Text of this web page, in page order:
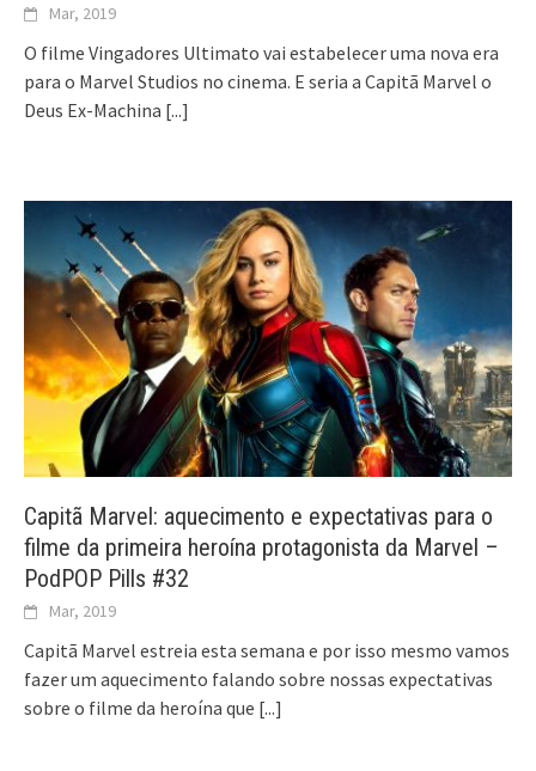
Mar, 2019
O filme Vingadores Ultimato vai estabelecer uma nova era
para o Marvel Studios no cinema. E seria a Capitã Marvel o
Deus Ex-Machina [...]
Capitã Marvel: aquecimento e expectativas para o
filme da primeira heroína protagonista da Marvel –
PodPOP Pills #32
Mar, 2019
Capitã Marvel estreia esta semana e por isso mesmo vamos
fazer um aquecimento falando sobre nossas expectativas
sobre o filme da heroína que [...]